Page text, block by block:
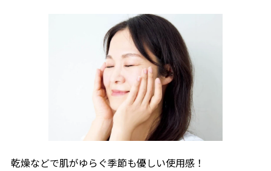
乾燥などで肌がゆらぐ季節も優しい使用感！